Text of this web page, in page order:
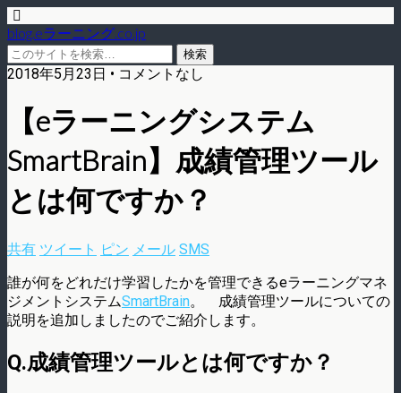
blog.eラーニング.co.jp
2018年5月23日 • コメントなし
【eラーニングシステム
SmartBrain】成績管理ツール
とは何ですか？
共有 ツイート ピン メール SMS
誰が何をどれだけ学習したかを管理できるeラーニングマネ
ジメントシステムSmartBrain。 成績管理ツールについての
説明を追加しましたのでご紹介します。
Q.成績管理ツールとは何ですか？